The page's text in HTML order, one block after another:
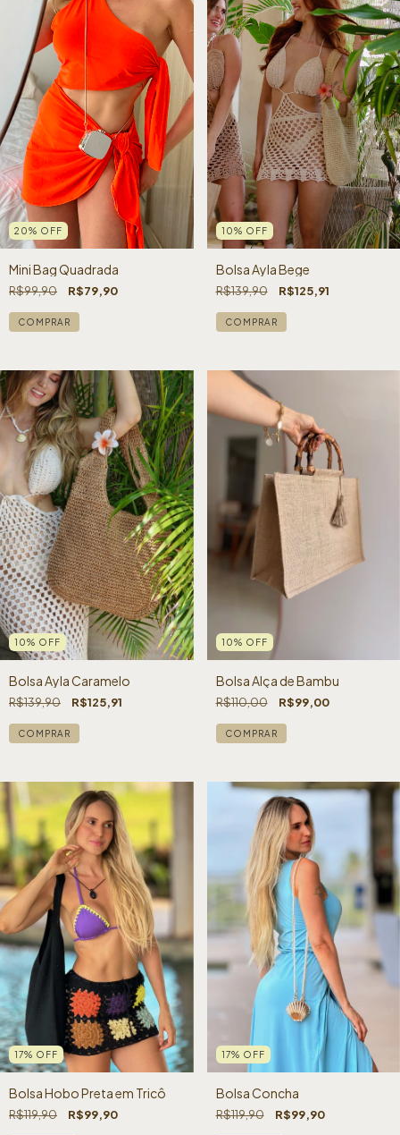
20% OFF
Mini Bag Quadrada
R$99,90 R$79,90
10% OFF
Bolsa Ayla Bege
R$139,90 R$125,91
10% OFF
Bolsa Ayla Caramelo
R$139,90 R$125,91
10% OFF
Bolsa Alça de Bambu
R$110,00 R$99,00
17% OFF
Bolsa Hobo Preta em Tricô
R$119,90 R$99,90
17% OFF
Bolsa Concha
R$119,90 R$99,90